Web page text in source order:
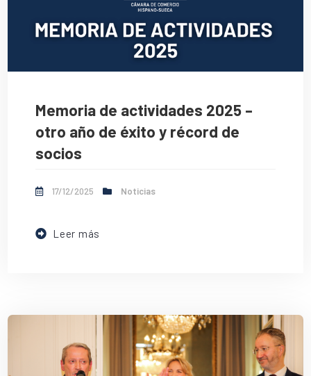
Memoria de actividades 2025 –
otro año de éxito y récord de
socios
17/12/2025 Noticias
Leer más